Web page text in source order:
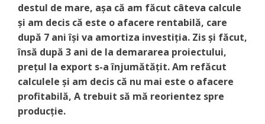
destul de mare, aşa că am făcut câteva calcule
şi am decis că este o afacere rentabilă, care
după 7 ani îşi va amortiza investiţia. Zis şi făcut,
însă după 3 ani de la demararea proiectului,
preţul la export s-a înjumătăţit. Am refăcut
calculele şi am decis că nu mai este o afacere
profitabilă, A trebuit să mă reorientez spre
producţie.